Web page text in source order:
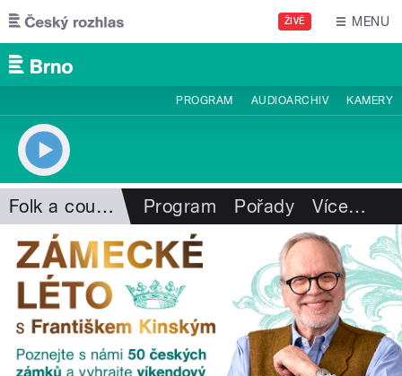
Přejít k hlavnímu obsahu
ŽIVĚ MENU
PROGRAM AUDIOARCHIV KAMERY
Folk a country Program Pořady Více…